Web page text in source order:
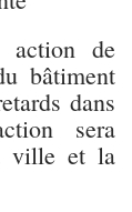
action de
bâtiment
dans
sera
ville et la